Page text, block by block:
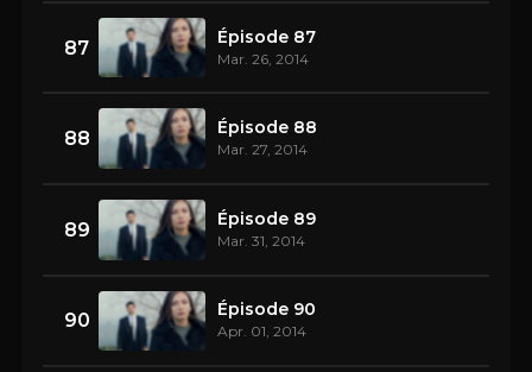
87 Épisode 87
Mar. 26, 2014
88 Épisode 88
Mar. 27, 2014
89 Épisode 89
Mar. 31, 2014
90 Épisode 90
Apr. 01, 2014